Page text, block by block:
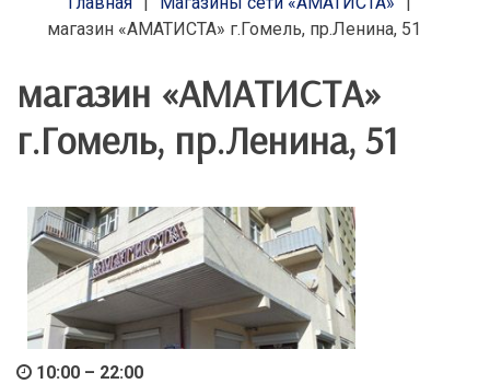
магазин «АМАТИСТА» г.Гомель, пр.Ленина, 51
магазин «АМАТИСТА»
г.Гомель, пр.Ленина, 51
10:00 – 22:00